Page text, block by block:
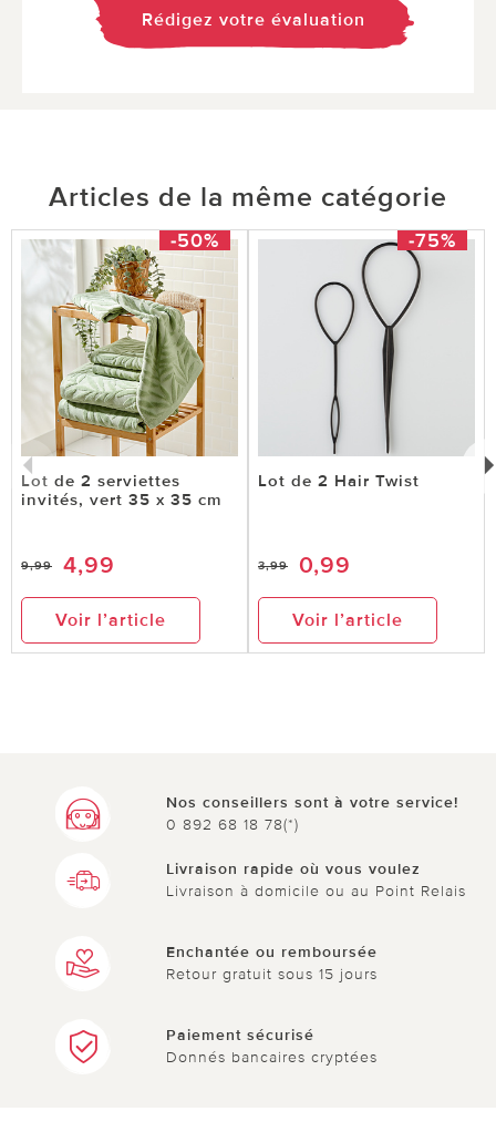
Rédigez votre évaluation
Articles de la même catégorie
-50%
Lot de 2 serviettes
invités, vert 35 x 35 cm
9,99 4,99
Voir l’article
-75%
Lot de 2 Hair Twist
3,99 0,99
Voir l’article
Nos conseillers sont à votre service!
0 892 68 18 78(*)
Livraison rapide où vous voulez
Livraison à domicile ou au Point Relais
Enchantée ou remboursée
Retour gratuit sous 15 jours
Paiement sécurisé
Donnés bancaires cryptées